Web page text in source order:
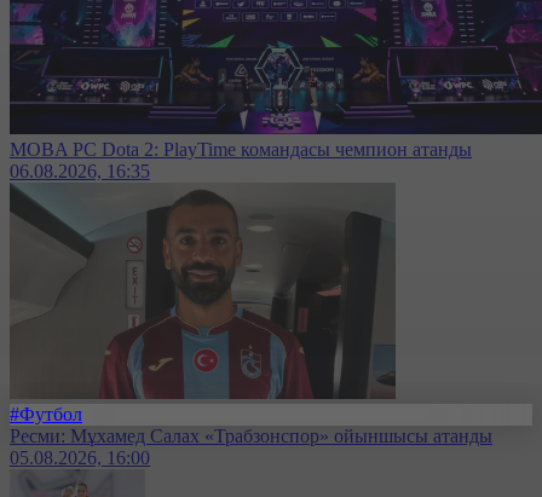
MOBA PC Dota 2: PlayTime командасы чемпион атанды
06.08.2026, 16:35
#Футбол
Ресми: Мұхамед Салах «Трабзонспор» ойыншысы атанды
05.08.2026, 16:00